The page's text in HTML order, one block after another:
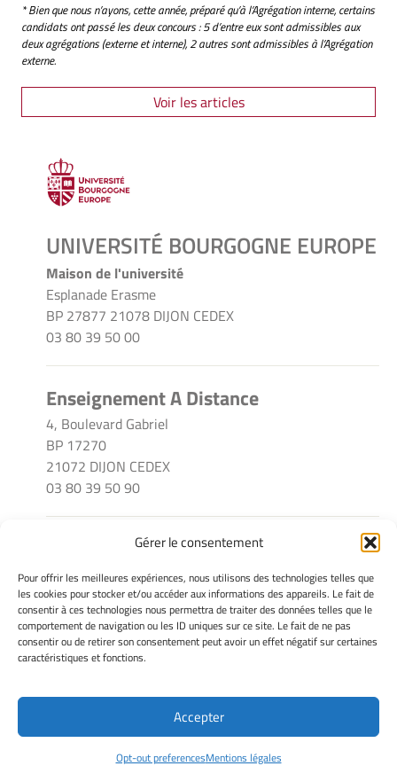
Gérer le consentement
Pour offrir les meilleures expériences, nous utilisons des technologies telles que
les cookies pour stocker et/ou accéder aux informations des appareils. Le fait de
consentir à ces technologies nous permettra de traiter des données telles que le
comportement de navigation ou les ID uniques sur ce site. Le fait de ne pas
consentir ou de retirer son consentement peut avoir un effet négatif sur certaines
caractéristiques et fonctions.
Accepter
Opt-out preferencesMentions légales
* Bien que nous n’ayons, cette année, préparé qu’à l’Agrégation interne, certains
candidats ont passé les deux concours : 5 d’entre eux sont admissibles aux
deux agrégations (externe et interne), 2 autres sont admissibles à l’Agrégation
externe.
Voir les articles
UNIVERSITÉ BOURGOGNE EUROPE
Maison de l'université
Esplanade Erasme
BP 27877 21078 DIJON CEDEX
03 80 39 50 00
Enseignement A Distance
4, Boulevard Gabriel
BP 17270
21072 DIJON CEDEX
03 80 39 50 90
INFORMATIONS LÉGALES
Mentions légales
Gérer mes cookies
Déclaration de confidentialité
Avertissement
Site Officiel - EAD @ 2026